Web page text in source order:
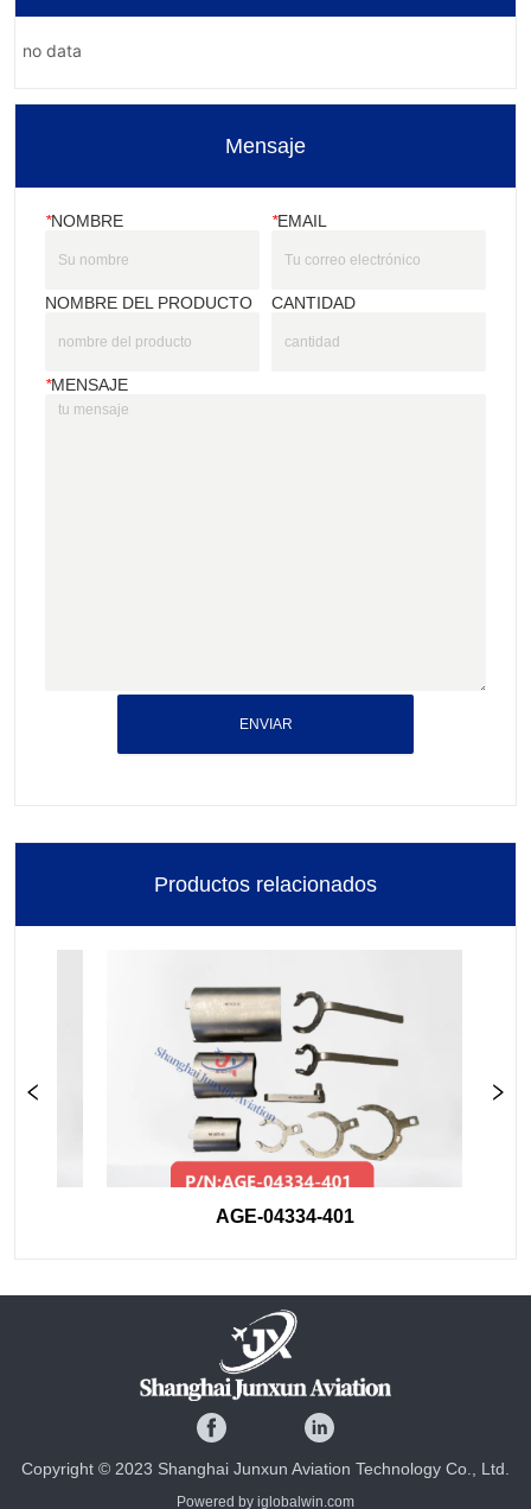
no data
Mensaje
*NOMBRE *EMAIL
NOMBRE DEL PRODUCTO CANTIDAD
*MENSAJE
ENVIAR
Productos relacionados
AGE-04334-401
Copyright © 2023 Shanghai Junxun Aviation Technology Co., Ltd.
Powered by iglobalwin.com